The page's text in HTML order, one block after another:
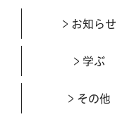
お知らせ
学ぶ
その他